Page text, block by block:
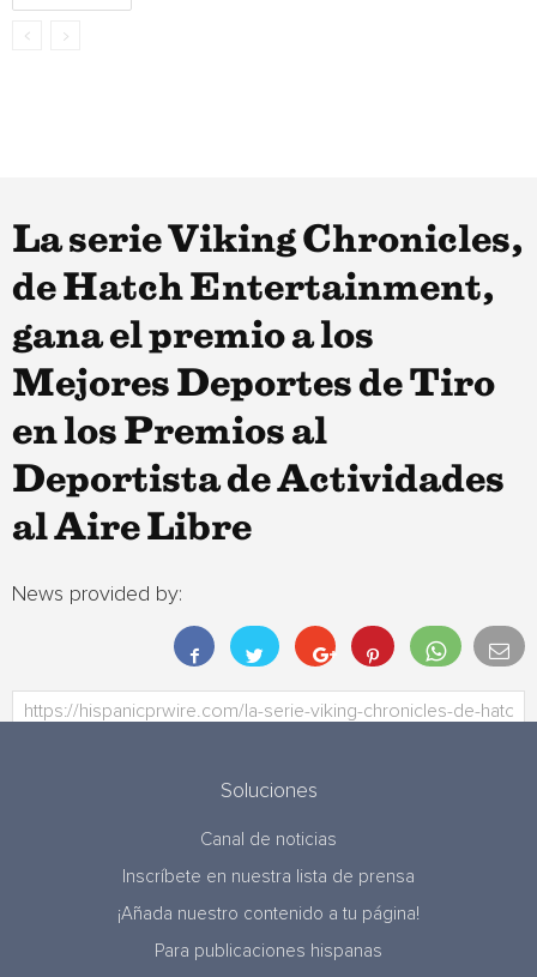
La serie Viking Chronicles,
de Hatch Entertainment,
gana el premio a los
Mejores Deportes de Tiro
en los Premios al
Deportista de Actividades
al Aire Libre
News provided by:
Soluciones
Canal de noticias
Inscríbete en nuestra lista de prensa
¡Añada nuestro contenido a tu página!
Para publicaciones hispanas